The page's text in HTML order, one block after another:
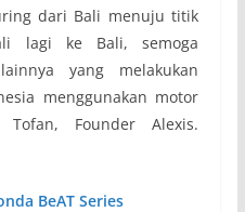
dari Bali menuju titik
lagi ke Bali, semoga
yang melakukan
menggunakan motor
Tofan, Founder Alexis.
BeAT Series